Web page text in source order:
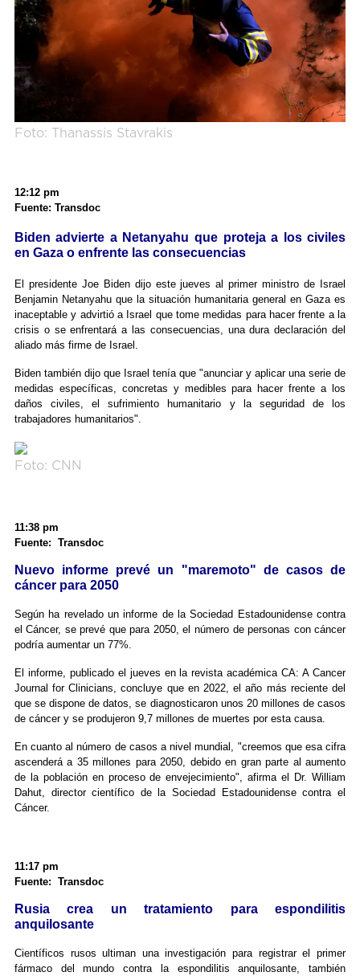
Foto: Thanassis Stavrakis
12:12 pm
Fuente: Transdoc
Biden advierte a Netanyahu que proteja a los civiles
en Gaza o enfrente las consecuencias
El presidente Joe Biden dijo este jueves al primer ministro de Israel
Benjamin Netanyahu que la situación humanitaria general en Gaza es
inaceptable y advirtió a Israel que tome medidas para hacer frente a la
crisis o se enfrentará a las consecuencias, una dura declaración del
aliado más firme de Israel.
Biden también dijo que Israel tenía que "anunciar y aplicar una serie de
medidas específicas, concretas y medibles para hacer frente a los
daños civiles, el sufrimiento humanitario y la seguridad de los
trabajadores humanitarios".
Foto: CNN
11:38 pm
Fuente: Transdoc
Nuevo informe prevé un "maremoto" de casos de
cáncer para 2050
Según ha revelado un informe de la Sociedad Estadounidense contra
el Cáncer, se prevé que para 2050, el número de personas con cáncer
podría aumentar un 77%.
El informe, publicado el jueves en la revista académica CA: A Cancer
Journal for Clinicians, concluye que en 2022, el año más reciente del
que se dispone de datos, se diagnosticaron unos 20 millones de casos
de cáncer y se produjeron 9,7 millones de muertes por esta causa.
En cuanto al número de casos a nivel mundial, "creemos que esa cifra
ascenderá a 35 millones para 2050, debido en gran parte al aumento
de la población en proceso de envejecimiento", afirma el Dr. William
Dahut, director científico de la Sociedad Estadounidense contra el
Cáncer.
11:17 pm
Fuente: Transdoc
Rusia crea un tratamiento para espondilitis
anquilosante
Científicos rusos ultiman una investigación para registrar el primer
fármaco del mundo contra la espondilitis anquilosante, también